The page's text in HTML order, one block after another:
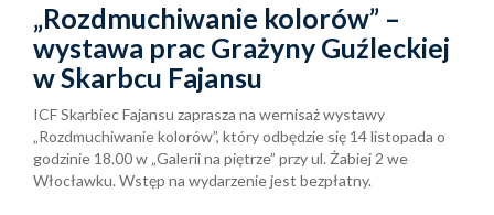
„Rozdmuchiwanie kolorów” –
wystawa prac Grażyny Guźleckiej
w Skarbcu Fajansu
ICF Skarbiec Fajansu zaprasza na wernisaż wystawy
„Rozdmuchiwanie kolorów”, który odbędzie się 14 listopada o
godzinie 18.00 w „Galerii na piętrze” przy ul. Żabiej 2 we
Włocławku. Wstęp na wydarzenie jest bezpłatny.